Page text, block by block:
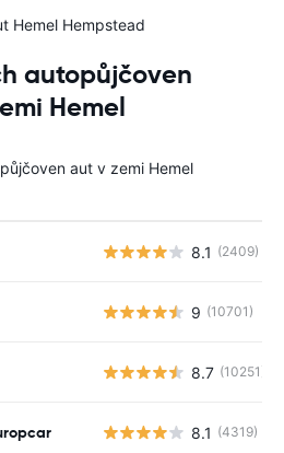
Hemel Hempstead
autopůjčoven
Hemel
aut v zemi Hemel
8.1 (2409)
9 (10701)
8.7 (10251)
8.1 (4319)